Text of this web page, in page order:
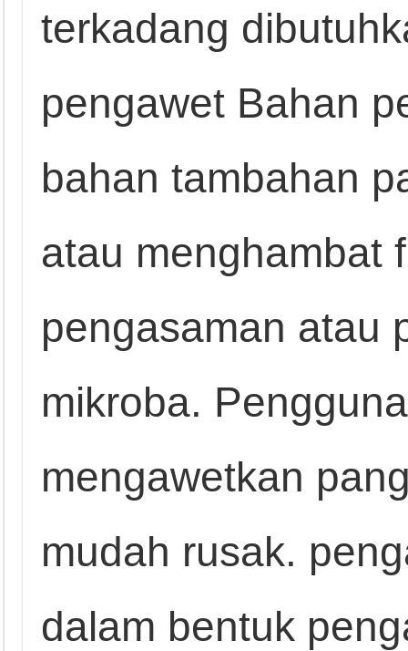
terkadang
pengawet Bahan
bahan tambahan
atau menghambat
pengasaman atau
mikroba.
mengawetkan
mudah rusak.
dalam bentuk